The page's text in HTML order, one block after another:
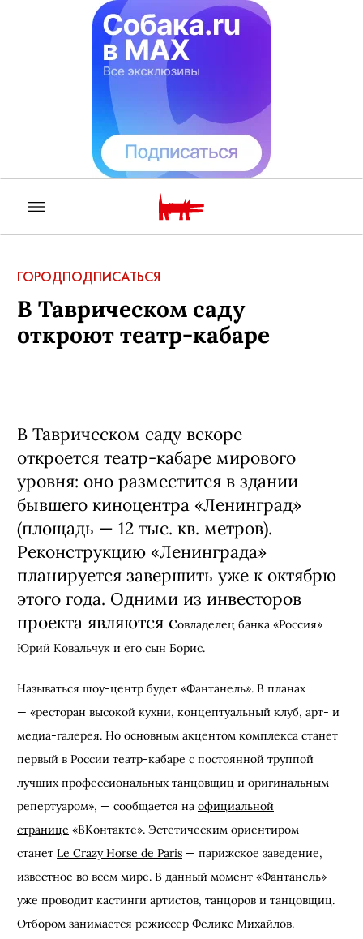
ГОРОДПОДПИСАТЬСЯ
В Таврическом саду
откроют театр-кабаре
В Таврическом саду вскоре
откроется театр-кабаре мирового
уровня: оно разместится в здании
бывшего киноцентра «Ленинград»
(площадь — 12 тыс. кв. метров).
Реконструкцию «Ленинграда»
планируется завершить уже к октябрю
этого года. Одними из инвесторов
проекта являются совладелец банка «Россия»
Юрий Ковальчук и его сын Борис.
Называться шоу-центр будет «Фантанель». В планах
— «ресторан высокой кухни, концептуальный клуб, арт- и
медиа-галерея. Но основным акцентом комплекса станет
первый в России театр-кабаре с постоянной труппой
лучших профессиональных танцовщиц и оригинальным
репертуаром», — сообщается на официальной
странице «ВКонтакте». Эстетическим ориентиром
станет Le Crazy Horse de Paris — парижское заведение,
известное во всем мире. В данный момент «Фантанель»
уже проводит кастинги артистов, танцоров и танцовщиц.
Отбором занимается режиссер Феликс Михайлов.